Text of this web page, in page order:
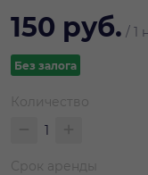
150 руб. / 1
Без залога
Количество
Срок аренды